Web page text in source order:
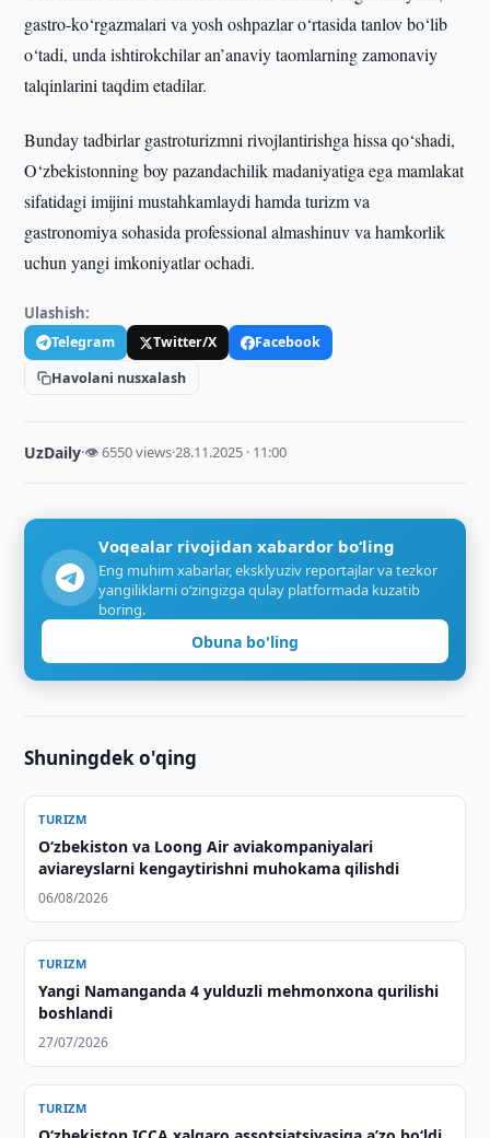
gastro-ko‘rgazmalari va yosh oshpazlar o‘rtasida tanlov bo‘lib
o‘tadi, unda ishtirokchilar an’anaviy taomlarning zamonaviy
talqinlarini taqdim etadilar.
Bunday tadbirlar gastroturizmni rivojlantirishga hissa qo‘shadi,
O‘zbekistonning boy pazandachilik madaniyatiga ega mamlakat
sifatidagi imijini mustahkamlaydi hamda turizm va
gastronomiya sohasida professional almashinuv va hamkorlik
uchun yangi imkoniyatlar ochadi.
Ulashish:
Telegram Twitter/X
Facebook
Havolani nusxalash
UzDaily·👁 6550 views·28.11.2025 · 11:00
Voqealar rivojidan xabardor bo‘ling
Eng muhim xabarlar, eksklyuziv reportajlar va tezkor
yangiliklarni o‘zingizga qulay platformada kuzatib
boring.
Obuna bo'ling
Shuningdek o'qing
TURIZM
Oʻzbekiston va Loong Air aviakompaniyalari
aviareyslarni kengaytirishni muhokama qilishdi
06/08/2026
TURIZM
Yangi Namanganda 4 yulduzli mehmonxona qurilishi
boshlandi
27/07/2026
TURIZM